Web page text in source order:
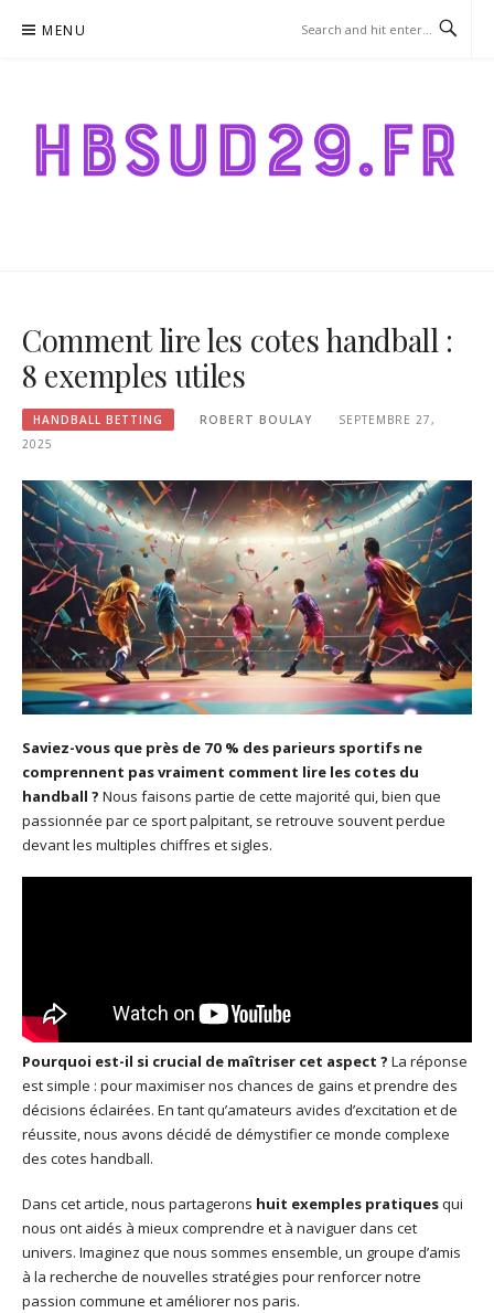
MENU
Comment lire les cotes handball :
8 exemples utiles
HANDBALL BETTING ROBERT BOULAY
SEPTEMBRE 27,
2025
Saviez-vous que près de 70 % des parieurs sportifs ne
comprennent pas vraiment comment lire les cotes du
handball ? Nous faisons partie de cette majorité qui, bien que
passionnée par ce sport palpitant, se retrouve souvent perdue
devant les multiples chiffres et sigles.
Pourquoi est-il si crucial de maîtriser cet aspect ? La réponse
est simple : pour maximiser nos chances de gains et prendre des
décisions éclairées. En tant qu’amateurs avides d’excitation et de
réussite, nous avons décidé de démystifier ce monde complexe
des cotes handball.
Dans cet article, nous partagerons huit exemples pratiquesqui
nous ont aidés à mieux comprendre et à naviguer dans cet
univers. Imaginez que nous sommes ensemble, un groupe d’amis
à la recherche de nouvelles stratégies pour renforcer notre
passion commune et améliorer nos paris.